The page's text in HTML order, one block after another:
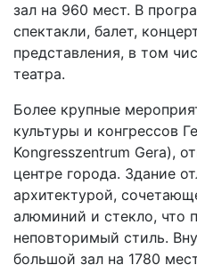
зал на 960 мест. В
спектакли, балет,
представления, в том
театра.
Более крупные
культуры и конгрессов
Kongresszentrum Gera),
центре города. Здание
архитектурой,
алюминий и стекло, что
неповторимый стиль.
большой зал на 1780